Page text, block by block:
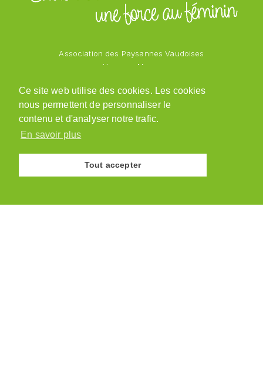
Ce site web utilise des cookies. Les cookies
nous permettent de personnaliser le
contenu et d'analyser notre trafic.
En savoir plus
Tout accepter
Association des Paysannes Vaudoises
Vanessa Mayor
1543 Grandcour
079 218 48 69
admin@paysannesvaudoises.ch
© Association des Paysannes Vaudoises · 2026